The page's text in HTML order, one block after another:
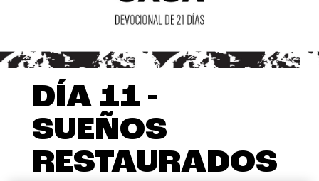
DÍA 11 -
SUEÑOS
RESTAURADOS